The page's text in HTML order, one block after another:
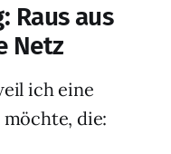
Raus aus
Netz
ich eine
die: